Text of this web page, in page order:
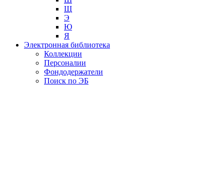
Щ
Э
Ю
Я
Электронная библиотека
Коллекции
Персоналии
Фондодержатели
Поиск по ЭБ